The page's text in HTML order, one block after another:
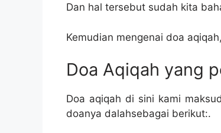
Dan hal tersebut sudah kita
Kemudian mengenai doa
Doa Aqiqah yang
Doa aqiqah di sini kami
doanya dalahsebagai berikut:.